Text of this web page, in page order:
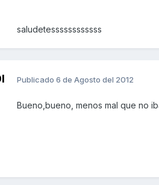
saludetessssssssssss
Publicado 6 de Agosto del 2012
Bueno,bueno, menos mal que no